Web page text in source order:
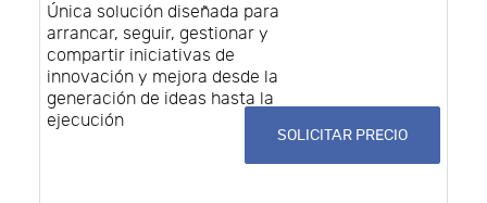
Única solución diseñada para
arrancar, seguir, gestionar y
compartir iniciativas de
innovación y mejora desde la
generación de ideas hasta la
ejecución
SOLICITAR PRECIO